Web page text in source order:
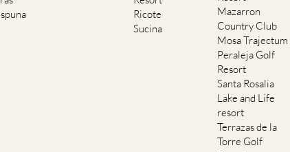
Ricote
Sucina
Mazarron
Country Club
Mosa Trajectum
Peraleja Golf
Resort
Santa Rosalia
Lake and Life
resort
Terrazas de la
Torre Golf